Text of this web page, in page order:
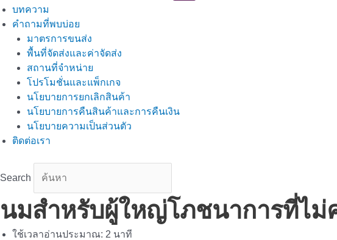
บทความ
คำถามที่พบบ่อย
มาตรการขนส่ง
พื้นที่จัดส่งและค่าจัดส่ง
สถานที่จำหน่าย
โปรโมชั่นและแพ็กเกจ
นโยบายการยกเลิกสินค้า
นโยบายการคืนสินค้าและการคืนเงิน
นโยบายความเป็นส่วนตัว
ติดต่อเรา
Search
นมสำหรับผู้ใหญ่โภชนาการที่ไม่
ใช้เวลาอ่านประมาณ: 2 นาที